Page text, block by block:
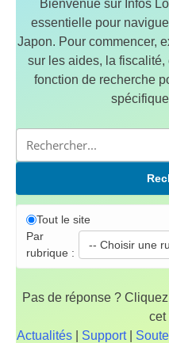
Bienvenue sur Infos
essentielle pour
Japon. Pour commencer,
sur les aides, la
fonction de recherche
Tout le site
Par
rubrique :
Pas de réponse ?
cet
Actualités| Support|